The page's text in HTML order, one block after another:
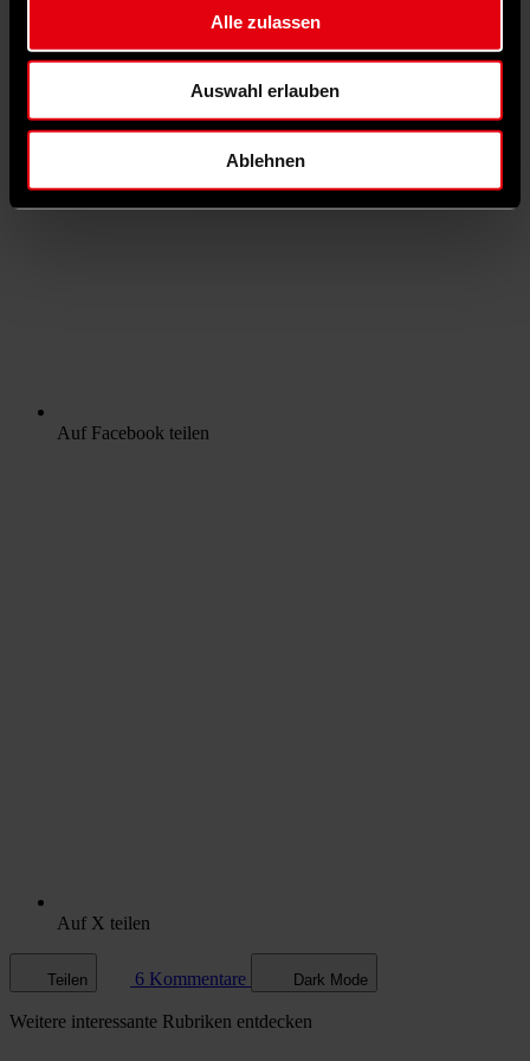
Alle zulassen
Auswahl erlauben
Ablehnen
Auf Facebook teilen
Auf X teilen
Teilen 6 Kommentare Dark Mode
Weitere interessante Rubriken entdecken